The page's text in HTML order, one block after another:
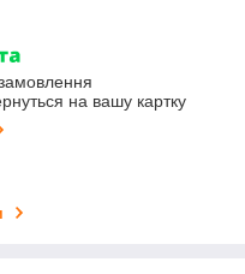
на вашу картку